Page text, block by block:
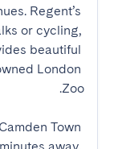
Regent’s
or cycling,
beautiful
London
Town